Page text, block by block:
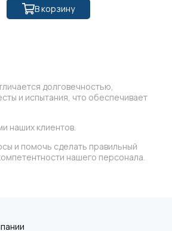
В корзину
долговечностью,
и испытания, что обеспечивает
наших клиентов.
и помочь сделать правильный
нашего персонала.